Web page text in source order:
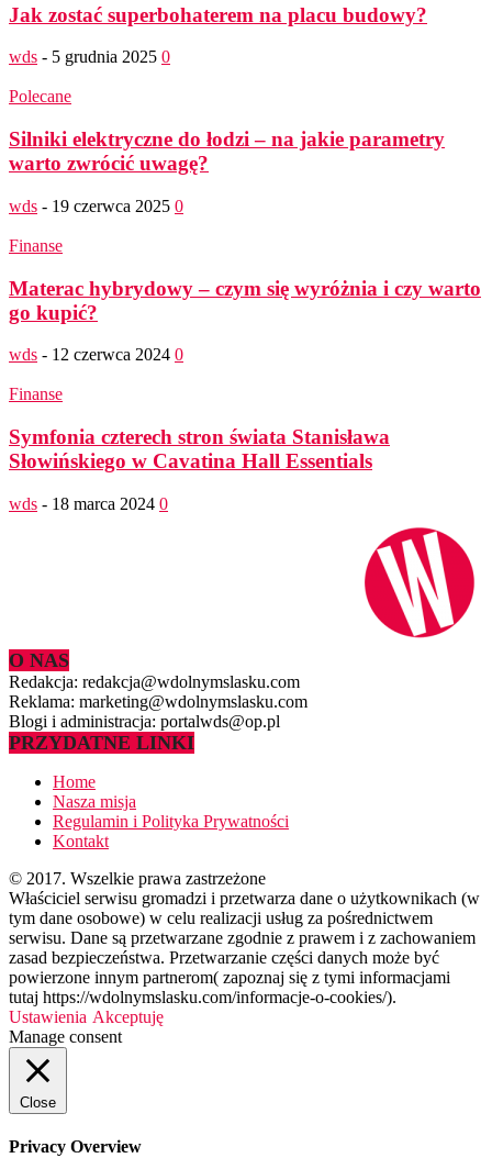
Jak zostać superbohaterem na placu budowy?
wds - 5 grudnia 2025 0
Polecane
Silniki elektryczne do łodzi – na jakie parametry
warto zwrócić uwagę?
wds - 19 czerwca 2025 0
Finanse
Materac hybrydowy – czym się wyróżnia i czy warto
go kupić?
wds - 12 czerwca 2024 0
Finanse
Symfonia czterech stron świata Stanisława
Słowińskiego w Cavatina Hall Essentials
wds - 18 marca 2024 0
O NAS
Redakcja: redakcja@wdolnymslasku.com
Reklama: marketing@wdolnymslasku.com
Blogi i administracja: portalwds@op.pl
PRZYDATNE LINKI
Home
Nasza misja
Regulamin i Polityka Prywatności
Kontakt
© 2017. Wszelkie prawa zastrzeżone
Właściciel serwisu gromadzi i przetwarza dane o użytkownikach (w
tym dane osobowe) w celu realizacji usług za pośrednictwem
serwisu. Dane są przetwarzane zgodnie z prawem i z zachowaniem
zasad bezpieczeństwa. Przetwarzanie części danych może być
powierzone innym partnerom( zapoznaj się z tymi informacjami
tutaj https://wdolnymslasku.com/informacje-o-cookies/).
Ustawienia Akceptuję
Manage consent
Close
Privacy Overview